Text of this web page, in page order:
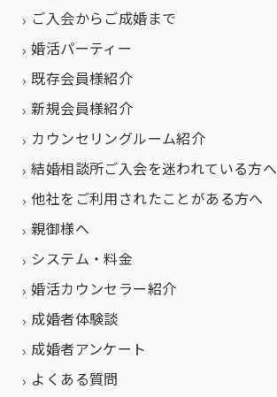
ご入会からご成婚まで
婚活パーティー
既存会員様紹介
新規会員様紹介
カウンセリングルーム紹介
結婚相談所ご入会を迷われている方へ
他社をご利用されたことがある方へ
親御様へ
システム・料金
婚活カウンセラー紹介
成婚者体験談
成婚者アンケート
よくある質問